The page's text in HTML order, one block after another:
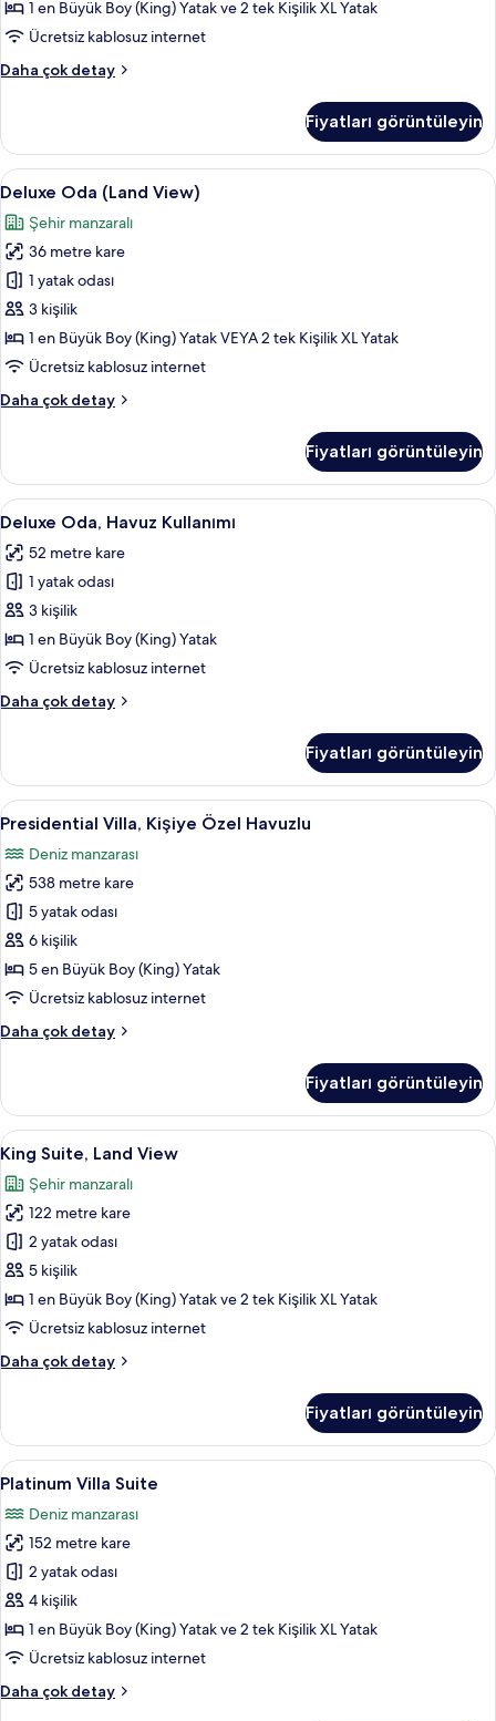
görün
1 en Büyük Boy (King) Yatak ve 2 tek Kişilik XL Yatak
Ücretsiz kablosuz internet
Daha çok detay
King
hakkında
daha
fazla
Fiyatları görüntüleyin
Deluxe
Oda
(Land
View)
için
tüm
fotoğrafları
görün
Deluxe Oda (Land View) | Kaliteli
4
Deluxe Oda (Land View)
Şehir manzaralı
36 metre kare
1 yatak odası
3 kişilik
1 en Büyük Boy (King) Yatak VEYA 2 tek Kişilik XL Yatak
Ücretsiz kablosuz internet
Daha çok detay
Deluxe
hakkında
daha
fazla
Fiyatları görüntüleyin
Deluxe
Oda,
Havuz
Kullanımı
için
tüm
fotoğrafları
Deluxe Oda, Havuz Kullanımı |
9
Deluxe Oda, Havuz Kullanımı
52 metre kare
1 yatak odası
3 kişilik
1 en Büyük Boy (King) Yatak
Ücretsiz kablosuz internet
Daha çok detay
Deluxe
hakkında
daha
fazla
Fiyatları görüntüleyin
Presidential
Villa,
Kişiye
Özel
Havuzlu
için
tüm
fotoğrafları
Presidential Villa, Kişiye Özel
24
Presidential Villa, Kişiye Özel Havuzlu
Deniz manzarası
538 metre kare
5 yatak odası
6 kişilik
5 en Büyük Boy (King) Yatak
Ücretsiz kablosuz internet
Daha çok detay
Presidential
Havuzlu
hakkında
daha
fazla
detay
Fiyatları görüntüleyin
King
Suite,
Land
View
için
tüm
fotoğrafları
görün
King Suite, Land View | Kaliteli yatak
9
King Suite, Land View
Şehir manzaralı
122 metre kare
2 yatak odası
5 kişilik
1 en Büyük Boy (King) Yatak ve 2 tek Kişilik XL Yatak
Ücretsiz kablosuz internet
Daha çok detay
King
hakkında
daha
fazla
Fiyatları görüntüleyin
Platinum
Villa
Suite
için
tüm
fotoğrafları
görün
Platinum Villa Suite | Kaliteli yatak
13
Platinum Villa Suite
Deniz manzarası
152 metre kare
2 yatak odası
4 kişilik
1 en Büyük Boy (King) Yatak ve 2 tek Kişilik XL Yatak
Ücretsiz kablosuz internet
Daha çok detay
Platinum